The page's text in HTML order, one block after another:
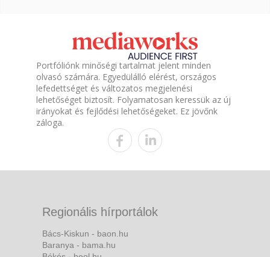
Portfóliónk minőségi tartalmat jelent minden
olvasó számára. Egyedülálló elérést, országos
lefedettséget és változatos megjelenési
lehetőséget biztosít. Folyamatosan keressük az új
irányokat és fejlődési lehetőségeket. Ez jövőnk
záloga.
Regionális hírportálok
Bács-Kiskun - baon.hu
Baranya - bama.hu